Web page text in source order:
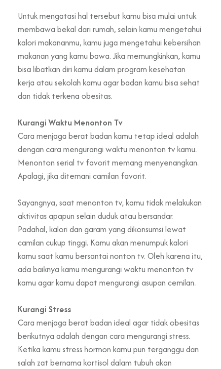
Untuk mengatasi hal tersebut kamu bisa mulai untuk
membawa bekal dari rumah, selain kamu mengetahui
kalori makananmu, kamu juga mengetahui kebersihan
makanan yang kamu bawa. Jika memungkinkan, kamu
bisa libatkan diri kamu dalam program kesehatan
kerja atau sekolah kamu agar badan kamu bisa sehat
dan tidak terkena obesitas.
Kurangi Waktu Menonton Tv
Cara menjaga berat badan kamu tetap ideal adalah
dengan cara mengurangi waktu menonton tv kamu.
Menonton serial tv favorit memang menyenangkan.
Apalagi, jika ditemani camilan favorit.
Sayangnya, saat menonton tv, kamu tidak melakukan
aktivitas apapun selain duduk atau bersandar.
Padahal, kalori dan garam yang dikonsumsi lewat
camilan cukup tinggi. Kamu akan menumpuk kalori
kamu saat kamu bersantai nonton tv. Oleh karena itu,
ada baiknya kamu mengurangi waktu menonton tv
kamu agar kamu dapat mengurangi asupan cemilan.
Kurangi Stress
Cara menjaga berat badan ideal agar tidak obesitas
berikutnya adalah dengan cara mengurangi stress.
Ketika kamu stress hormon kamu pun terganggu dan
salah zat bernama kortisol dalam tubuh akan